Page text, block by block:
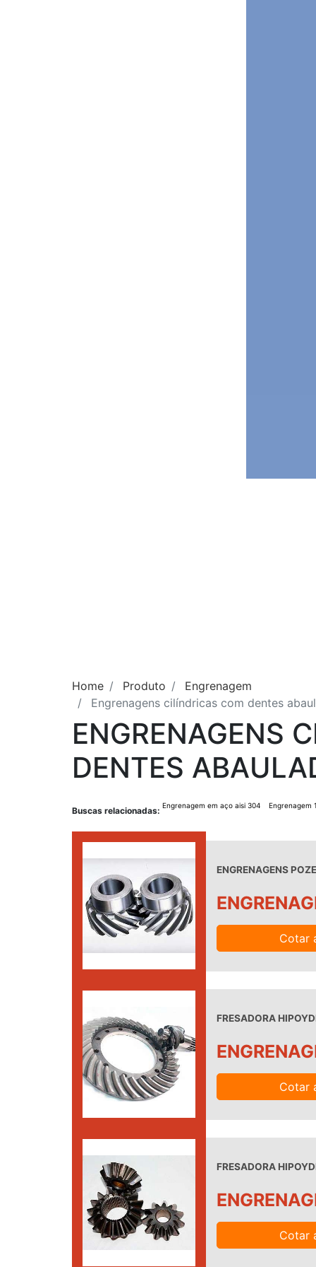
Home Produto
Engrenagem
Engrenagens cilíndricas com dentes
ENGRENAGENS
DENTES
Buscas relacionadas:
Engrenagem em aço aisi 304 Engrenagem
ENGRENAGENS
Cotar
FRESADORA
Cotar
FRESADORA
Cotar